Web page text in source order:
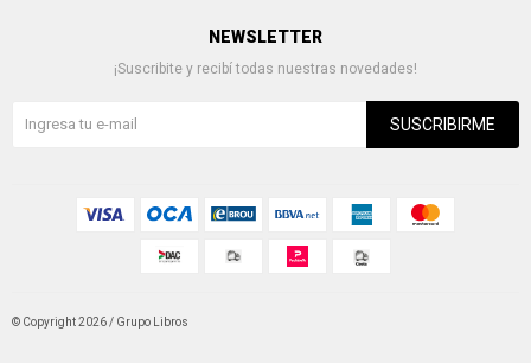
NEWSLETTER
¡Suscribite y recibí todas nuestras novedades!
SUSCRIBIRME
© Copyright 2026 / Grupo Libros